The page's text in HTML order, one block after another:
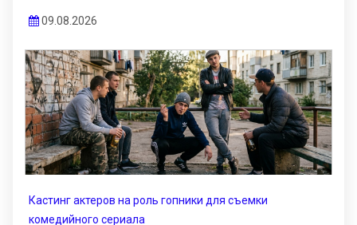
09.08.2026
Кастинг актеров на роль гопники для съемки
комедийного сериала